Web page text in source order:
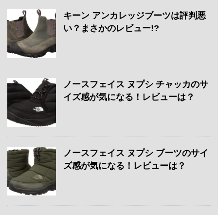
キーン アンカレッジブーツは評判悪
い？まさかのレビュー!?
ノースフェイス ヌプシ チャッカのサ
イズ感が気になる！レビューは？
ノースフェイス ヌプシ ブーツのサイ
ズ感が気になる！レビューは？